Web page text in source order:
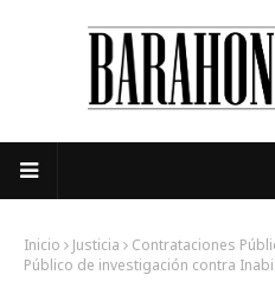
Inicio Justicia
Contrataciones
Público de investigación contra